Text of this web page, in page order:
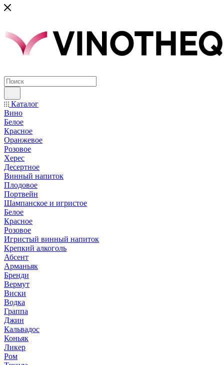
Каталог
Вино
Белое
Красное
Оранжевое
Розовое
Херес
Десертное
Винный напиток
Плодовое
Портвейн
Шампанское и игристое
Белое
Красное
Розовое
Игристый винный напиток
Крепкий алкоголь
Абсент
Арманьяк
Бренди
Вермут
Виски
Водка
Граппа
Джин
Кальвадос
Коньяк
Ликер
Ром